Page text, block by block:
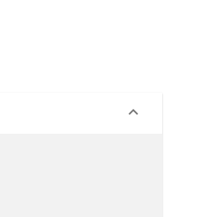
keyboard_arrow_down